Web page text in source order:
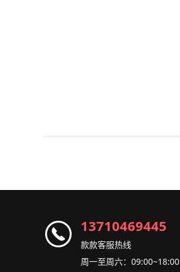
13710469445
款款客服热线
周一至周六：09:00~18:00